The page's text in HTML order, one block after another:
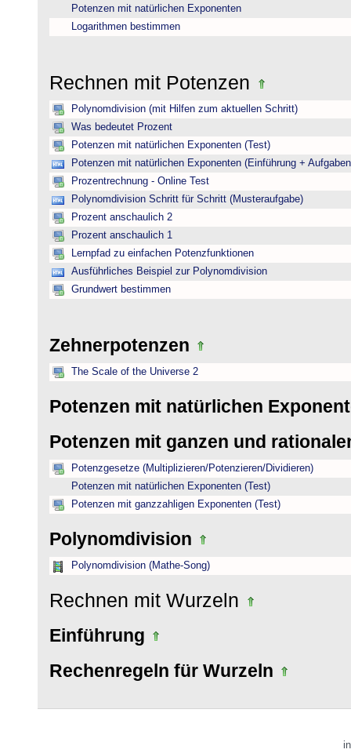
Potenzen mit natürlichen Exponenten
Logarithmen bestimmen
Rechnen mit Potenzen
Polynomdivision (mit Hilfen zum aktuellen Schritt)
Was bedeutet Prozent
Potenzen mit natürlichen Exponenten (Test)
Potenzen mit natürlichen Exponenten (Einführung +
Prozentrechnung - Online Test
Polynomdivision Schritt für Schritt (Musteraufgabe)
Prozent anschaulich 2
Prozent anschaulich 1
Lernpfad zu einfachen Potenzfunktionen
Ausführliches Beispiel zur Polynomdivision
Grundwert bestimmen
Zehnerpotenzen
The Scale of the Universe 2
Potenzen mit natürlichen
Potenzen mit ganzen und
Potenzgesetze (Multiplizieren/Potenzieren/Dividieren)
Potenzen mit natürlichen Exponenten (Test)
Potenzen mit ganzzahligen Exponenten (Test)
Polynomdivision
Polynomdivision (Mathe-Song)
Rechnen mit Wurzeln
Einführung
Rechenregeln für Wurzeln